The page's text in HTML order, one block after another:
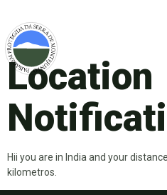
Location
Hii you are in India and your
kilometros.